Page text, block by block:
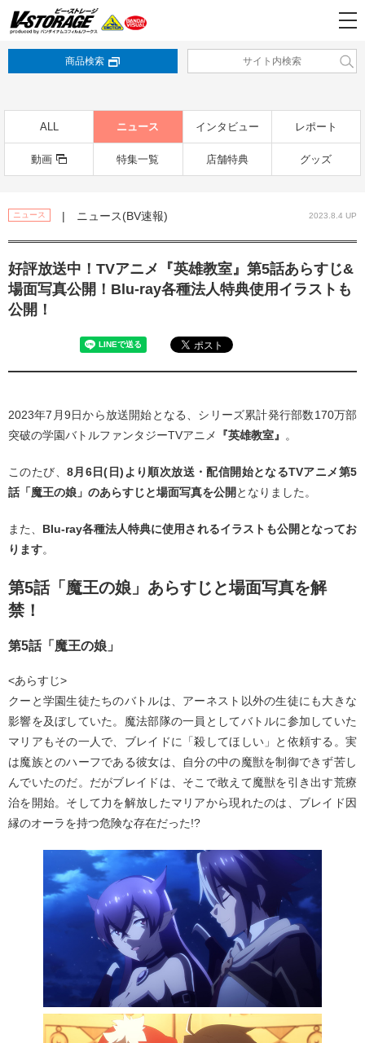
商品検索
ALL ニュース インタビュー レポート
動画 特集一覧 店舗特典 グッズ
ニュース | ニュース(BV速報) 2023.8.4 UP
好評放送中！TVアニメ『英雄教室』第5話あらすじ&
場面写真公開！Blu-ray各種法人特典使用イラストも
公開！
2023年7月9日から放送開始となる、シリーズ累計発行部数170万部
突破の学園バトルファンタジーTVアニメ
『英雄教室』 。
このたび、 8月6日(日)より順次放送・配信開始となるTVアニメ第5
話「魔王の娘」のあらすじと場面写真を公開 となりました。
また、 Blu-ray各種法人特典に使用されるイラストも公開となってお
ります。
第5話「魔王の娘」あらすじと場面写真を解
禁！
第5話「魔王の娘」
<あらすじ>
クーと学園生徒たちのバトルは、アーネスト以外の生徒にも大きな
影響を及ぼしていた。魔法部隊の一員としてバトルに参加していた
マリアもその一人で、ブレイドに「殺してほしい」と依頼する。実
は魔族とのハーフである彼女は、自分の中の魔獣を制御できず苦し
んでいたのだ。だがブレイドは、そこで敢えて魔獣を引き出す荒療
治を開始。そして力を解放したマリアから現れたのは、ブレイド因
縁のオーラを持つ危険な存在だった!?